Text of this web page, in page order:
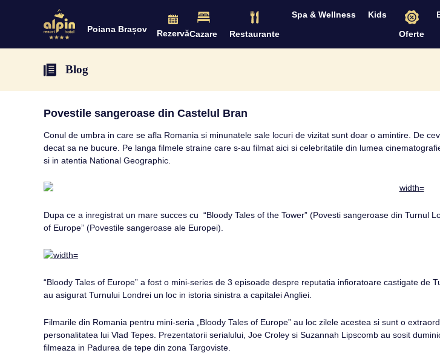
Poiana Brașov RezervăCazare Restaurante
Spa & Wellness
Kids
Oferte
Blog
Povestile sangeroase din Castelul Bran
Conul de umbra in care se afla Romania si minunatele sale locuri de vizitat sunt doar o amintire. De
decat sa ne bucure. Pe langa filmele straine care s-au filmat aici si celebritatile din lumea
si in atentia National Geographic.
Dupa ce a inregistrat un mare succes cu “Bloody Tales of the Tower” (Povesti sangeroase din Turnul
of Europe” (Povestile sangeroase ale Europei).
“Bloody Tales of Europe” a fost o mini-series de 3 episoade despre reputatia infioratoare castigate
au asigurat Turnului Londrei un loc in istoria sinistra a capitalei Angliei.
Filmarile din Romania pentru mini-seria „Bloody Tales of Europe” au loc zilele acestea si sunt o
personalitatea lui Vlad Tepes. Prezentatorii serialului, Joe Croley si Suzannah Lipscomb au sosit
filmeaza in Padurea de tepe din zona Targoviste.